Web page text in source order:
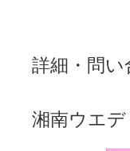
詳細・問
湘南ウエ